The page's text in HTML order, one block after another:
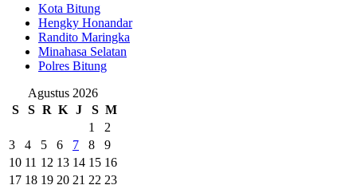
Kota Bitung
Hengky Honandar
Randito Maringka
Minahasa Selatan
Polres Bitung
Agustus 2026
S
S R K J S M
1
2
3
4 5 6 7 8
9
10 11 12 13 14 15 16
17 18 19 20 21 22 23